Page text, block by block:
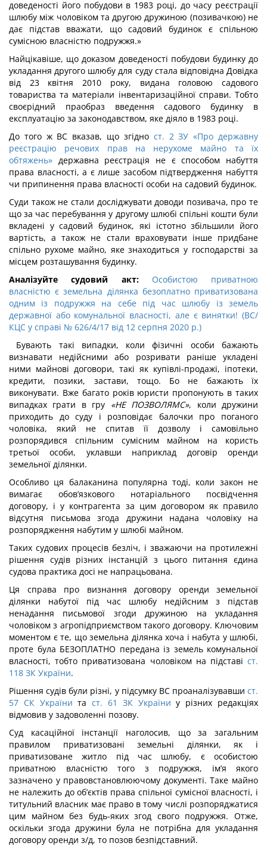
доведеності його побудови в 1983 році, до часу реєстрації
шлюбу між чоловіком та другою дружиною (позивачкою) не
дає підстав вважати, що садовий будинок є спільною
сумісною власністю подружжя.»
Найцікавіше, що доказом доведеності побудови будинку до
укладання другого шлюбу для суду стала відповідна Довідка
від 23 квітня 2010 року, видана головою садового
товариства та матеріали інвентаризаційної справи. Тобто
своєрідний праобраз введення садового будинку в
експлуатацію за законодавством, яке діяло в 1983 році.
До того ж ВС вказав, що згідно ст. 2 ЗУ «Про державну
реєстрацію речових прав на нерухоме майно та їх
обтяжень» державна реєстрація не є способом набуття
права власності, а є лише засобом підтвердження набуття
чи припинення права власності особи на садовий будинок.
Суди також не стали досліджувати доводи позивача, про те
що за час перебування у другому шлюбі спільні кошти були
вкладені у садовий будинок, які істотно збільшили його
вартість, а також не стали враховувати інше придбане
спільно рухоме майно, яке знаходиться у господарстві за
місцем розташування будинку.
Аналізуйте судовий акт: Особистою приватною
власністю є земельна ділянка безоплатно приватизована
одним із подружжя на себе під час шлюбу із земель
державної або комунальної власності, але є винятки! (ВС/
КЦС у справі № 626/4/17 від 12 серпня 2020 р.)
Бувають такі випадки, коли фізичні особи бажають
визнавати недійсними або розривати раніше укладені
ними майнові договори, такі як купівлі-продажі, іпотеки,
кредити, позики, застави, тощо. Бо не бажають їх
виконувати. Вже багато років юристи пропонують в таких
випадках грати в гру «НЕ ПОЗВОЛЯМС», коли дружини
приходить до суду і розповідає балочки про поганого
чоловіка, який не спитав її дозволу і самовільно
розпорядився спільним сумісним майном на користь
третьої особи, уклавши наприклад договір оренди
земельної ділянки.
Особливо ця балаканина популярна тоді, коли закон не
вимагає обов’язкового нотаріального посвідчення
договору, і у контрагента за цим договором як правило
відсутня письмова згода дружини надана чоловіку на
розпорядження набутим у шлюбі майном.
Таких судових процесів безліч, і зважаючи на протилежні
рішення судів різних інстанцій з цього питання єдина
судова практика досі не напрацьована.
Ця справа про визнання договору оренди земельної
ділянки набутої під час шлюбу недійсним з підстав
ненадання письмової згоди дружиною на укладання
чоловіком з агропідприємством такого договору. Ключовим
моментом є те, що земельна ділянка хоча і набута у шлюбі,
проте була БЕЗОПЛАТНО передана із земель комунальної
власності, тобто приватизована чоловіком на підставі ст.
118 ЗК України.
Рішення судів були різні, у підсумку ВС проаналізувавши ст.
57 СК України таст. 61 ЗК України у різних редакціях
відмовив у задоволенні позову.
Суд касаційної інстанції наголосив, що за загальним
правилом приватизовані земельні ділянки, як і
приватизоване житло під час шлюбу, є особистою
приватною власністю того з подружжя, ім’я якого
зазначено у правовстановлюючому документі. Таке майно
не належить до об’єктів права спільної сумісної власності, і
титульний власник має право в тому числі розпоряджатися
цим майном без будь-яких згод свого подружжя. Отже,
оскільки згода дружини була не потрібна для укладання
договору оренди з/д, то позов безпідставний.